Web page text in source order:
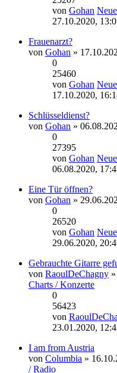
von Gohan
27.10.2020,
Frauenarzt?
von Gohan »
0
25460
von Gohan
17.10.2020,
Schlüsseldienst?
von Gohan »
0
27395
von Gohan
06.08.2020,
Eine Tür öffnen?
von Gohan »
0
26520
von Gohan
29.06.2020,
Gebrauchte Gitarre
von RaoulDeChagny
Charts / Konzerte
0
56423
von
23.01.2020,
I am from Austria
von Columbia »
/ Radio